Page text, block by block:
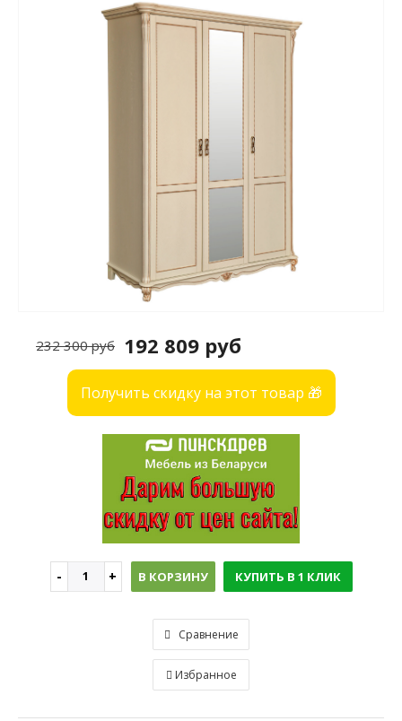
192 809 руб
232 300 руб
Получить скидку на этот товар 🎁
В КОРЗИНУ КУПИТЬ В 1 КЛИК
Сравнение
Избранное